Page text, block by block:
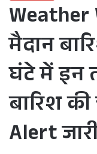
मैदान
घंटे में इन
बारिश
Alert